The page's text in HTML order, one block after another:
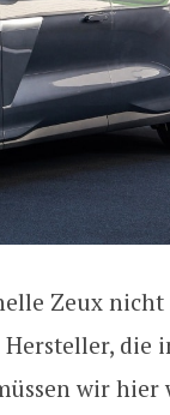
Zeux nicht
die
wir